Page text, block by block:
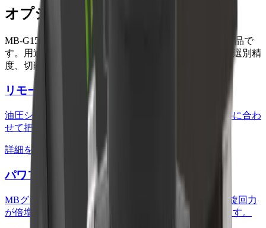
オプション製品
MB-G1500
に対応するMBクラッシャーのオプション製品で
す。用途や材料に合わせて、作業効率、粉じん対策、選別精
度、切削性能、保守管理を拡張できます。
リモートパワーコントロール
油圧ショベルの運転席から爪の閉じ力を調整し、材料に合わ
せて把持力を細かく管理できます。
詳細を見る
パワフル旋回
MBグラップルの上部に取り付けます。グラップルの旋回力
が倍増し、重いものでも楽に移動させることができます。